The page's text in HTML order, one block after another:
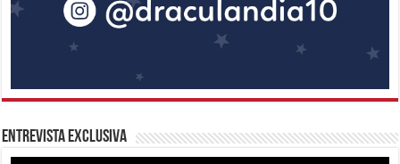
Entrevista Exclusiva